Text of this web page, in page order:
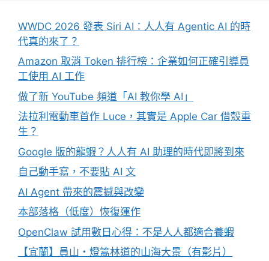
WWDC 2026 發表 Siri AI：人人有 Agentic AI 的時
代真的來了？
Amazon 取消 Token 排行榜：企業如何正確引導員
工使用 AI 工作
做了新 YouTube 頻道「AI 教你學 AI」
法拉利電動車首作 Luce，其實是 Apple Car 借殼重
生？
Google 版的龍蝦？人人有 AI 助理的時代即將到來
自己動手寫，不要貼 AI 文
AI Agent 帶來的震撼與改變
本部落格（低度）恢復運作
OpenClaw 試用數日心得：不是人人都適合養蝦
【宜蘭】員山・燈篙林道的山海大景（有影片）